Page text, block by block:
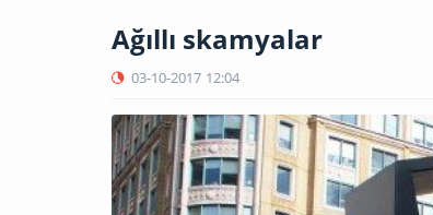
Ağıllı skamyalar
03-10-2017 12:04